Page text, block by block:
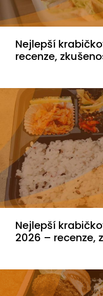
Nejlepší
recenze,
Nejlepší
2026 – recenze,